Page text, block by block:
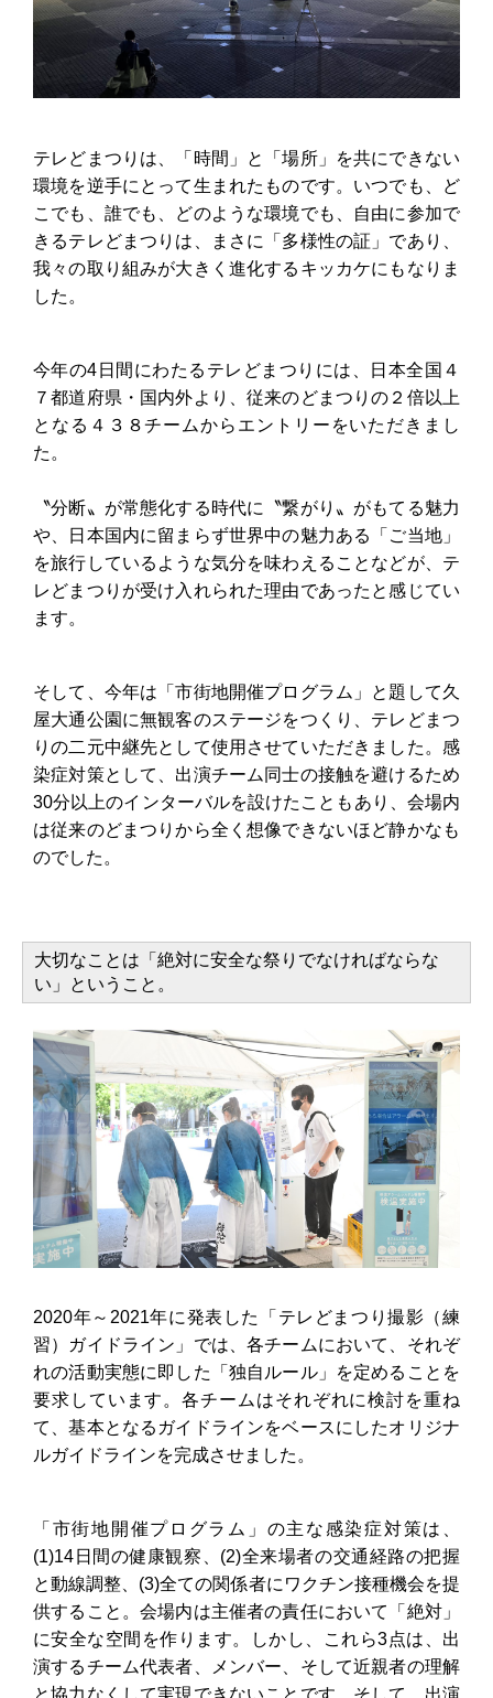
テレどまつりは、「時間」と「場所」を共にできない
環境を逆手にとって生まれたものです。いつでも、ど
こでも、誰でも、どのような環境でも、自由に参加で
きるテレどまつりは、まさに「多様性の証」であり、
我々の取り組みが大きく進化するキッカケにもなりま
した。
今年の4日間にわたるテレどまつりには、日本全国４
７都道府県・国内外より、従来のどまつりの２倍以上
となる４３８チームからエントリーをいただきまし
た。
〝分断〟が常態化する時代に〝繋がり〟がもてる魅力
や、日本国内に留まらず世界中の魅力ある「ご当地」
を旅行しているような気分を味わえることなどが、テ
レどまつりが受け入れられた理由であったと感じてい
ます。
そして、今年は「市街地開催プログラム」と題して久
屋大通公園に無観客のステージをつくり、テレどまつ
りの二元中継先として使用させていただきました。感
染症対策として、出演チーム同士の接触を避けるため
30分以上のインターバルを設けたこともあり、会場内
は従来のどまつりから全く想像できないほど静かなも
のでした。
大切なことは「絶対に安全な祭りでなければならな
い」ということ。
2020年～2021年に発表した「テレどまつり撮影（練
習）ガイドライン」では、各チームにおいて、それぞ
れの活動実態に即した「独自ルール」を定めることを
要求しています。各チームはそれぞれに検討を重ね
て、基本となるガイドラインをベースにしたオリジナ
ルガイドラインを完成させました。
「市街地開催プログラム」の主な感染症対策は、
(1)14日間の健康観察、(2)全来場者の交通経路の把握
と動線調整、(3)全ての関係者にワクチン接種機会を提
供すること。会場内は主催者の責任において「絶対」
に安全な空間を作ります。しかし、これら3点は、出
演するチーム代表者、メンバー、そして近親者の理解
と協力なくして実現できないことです。そして、出演